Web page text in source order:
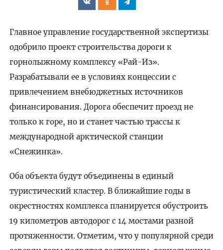
Главное управление государственной экспертизы
одобрило проект строительства дороги к
горнолыжному комплексу «Рай-Из».
Разрабатывали ее в условиях концессии с
привлечением внебюджетных источников
финансирования. Дорога обеспечит проезд не
только к горе, но и станет частью трассы к
международной арктической станции
«Снежинка».
Оба объекта будут объединены в единый
туристический кластер. В ближайшие годы в
окрестностях комплекса планируется обустроить
19 километров автодорог с 14 мостами разной
протяженности. Отметим, что у популярной среди